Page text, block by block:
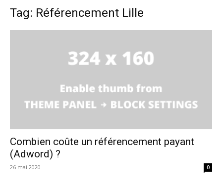
Tag: Référencement Lille
Combien coûte un référencement payant
(Adword) ?
26 mai 2020 0